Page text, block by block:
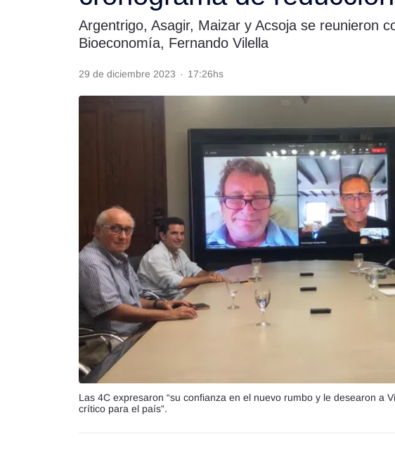
Argentrigo, Asagir, Maizar y Acsoja se reunieron
Bioeconomía, Fernando Vilella
29 de diciembre 2023 · 17:26hs
Las 4C expresaron “su confianza en el nuevo rumbo y le desearon a
crítico para el país”.